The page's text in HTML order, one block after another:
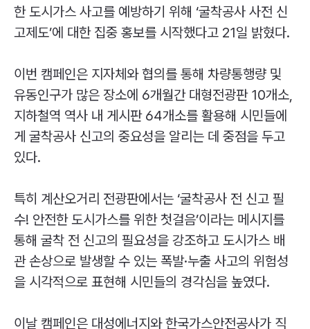
한 도시가스 사고를 예방하기 위해 ‘굴착공사 사전 신
고제도’에 대한 집중 홍보를 시작했다고 21일 밝혔다.
이번 캠페인은 지자체와 협의를 통해 차량통행량 및
유동인구가 많은 장소에 6개월간 대형전광판 10개소,
지하철역 역사 내 게시판 64개소를 활용해 시민들에
게 굴착공사 신고의 중요성을 알리는 데 중점을 두고
있다.
특히 계산오거리 전광판에서는 ‘굴착공사 전 신고 필
수! 안전한 도시가스를 위한 첫걸음’이라는 메시지를
통해 굴착 전 신고의 필요성을 강조하고 도시가스 배
관 손상으로 발생할 수 있는 폭발·누출 사고의 위험성
을 시각적으로 표현해 시민들의 경각심을 높였다.
이날 캠페인은 대성에너지와 한국가스안전공사가 직